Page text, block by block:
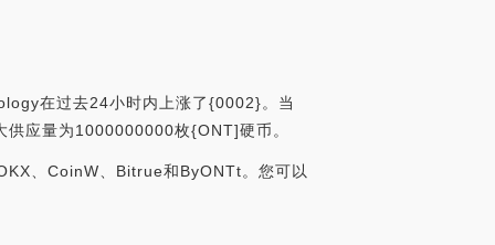
在过去24小时内上涨了{0002}。当
应量为1000000000枚{ONT]硬币。
、CoinW、Bitrue和ByONTt。您可以